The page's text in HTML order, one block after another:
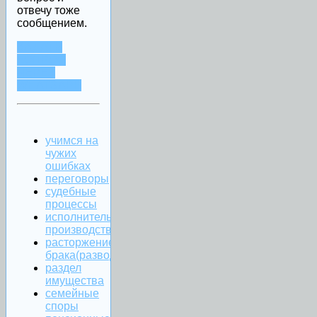
отвечу тоже
сообщением.
учимся на
чужих
ошибках
переговоры
судебные
процессы
исполнительное
производство
расторжение
брака(развод)
раздел
имущества
семейные
споры